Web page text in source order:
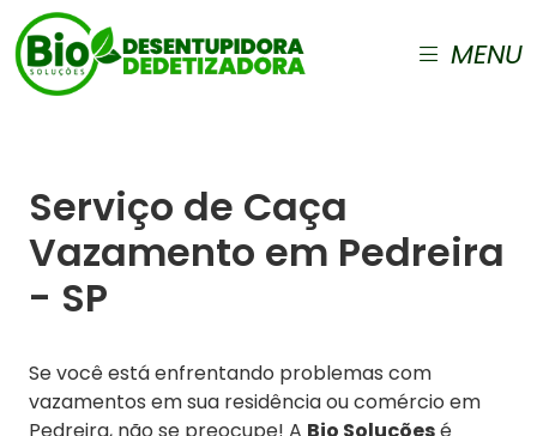
MENU
Serviço de Caça
Vazamento em Pedreira
- SP
Se você está enfrentando problemas com
vazamentos em sua residência ou comércio em